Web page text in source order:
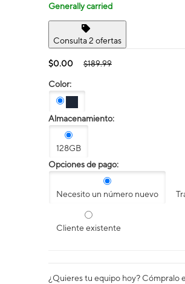
Generally carried
Consulta 2 ofertas
$0.00 $189.99
Color:
Almacenamiento:
128GB
Opciones de pago:
Necesito un número nuevo
Cliente existente
¿Quieres tu equipo hoy? Cómpralo